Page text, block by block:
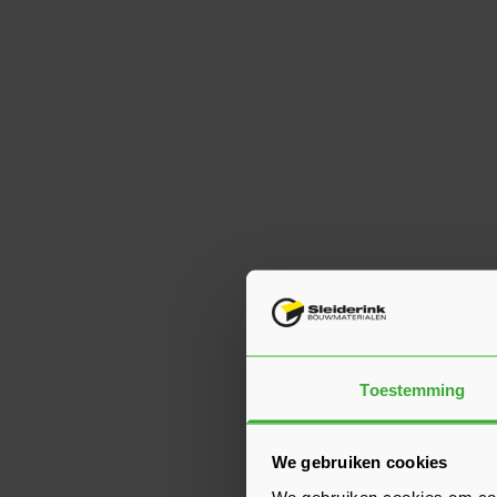
Toestemming
We gebruiken cookies